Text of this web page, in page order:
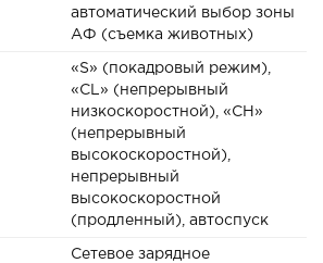
автоматический выбор зоны
АФ (съемка животных)
«S» (покадровый режим),
«CL» (непрерывный
низкоскоростной), «CH»
(непрерывный
высокоскоростной),
непрерывный
высокоскоростной
(продленный), автоспуск
Сетевое зарядное